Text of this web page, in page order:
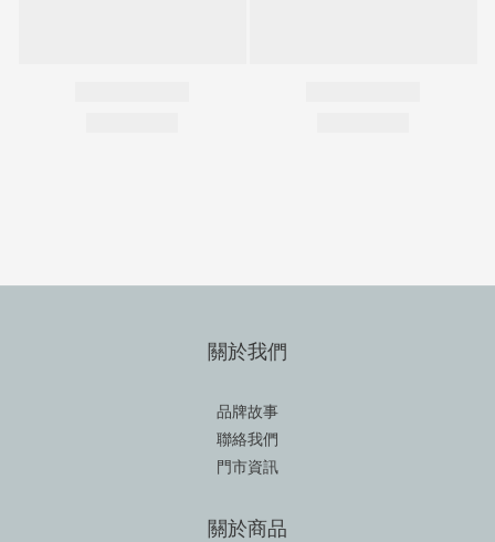
關於我們
品牌故事
聯絡我們
門市資訊
關於商品